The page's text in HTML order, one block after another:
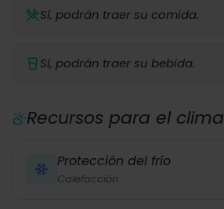
Sí, podrán traer su comida.
Sí, podrán traer su bebida.
Recursos para el clima
Protección del frío
Calefacción